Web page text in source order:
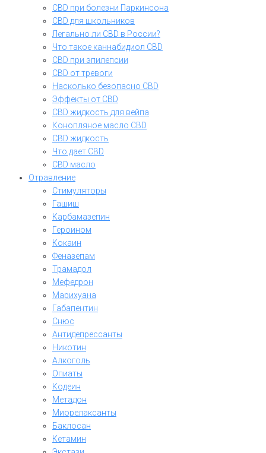
CBD при болезни Паркинсона
CBD для школьников
Легально ли CBD в России?
Что такое каннабидиол CBD
CBD при эпилепсии
CBD от тревоги
Насколько безопасно CBD
Эффекты от CBD
CBD жидкость для вейпа
Конопляное масло CBD
CBD жидкость
Что дает CBD
CBD масло
Отравление
Стимуляторы
Гашиш
Карбамазепин
Героином
Кокаин
Феназепам
Трамадол
Мефедрон
Марихуана
Габапентин
Снюс
Антидепрессанты
Никотин
Алкоголь
Опиаты
Кодеин
Метадон
Миорелаксанты
Баклосан
Кетамин